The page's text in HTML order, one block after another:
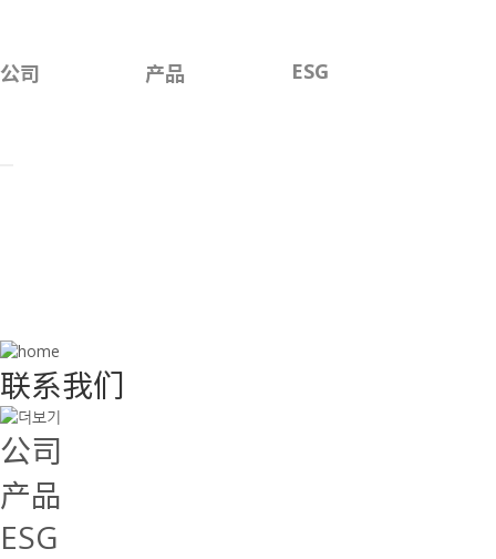
公司 产品 ESG
联系我们
公司
产品
ESG